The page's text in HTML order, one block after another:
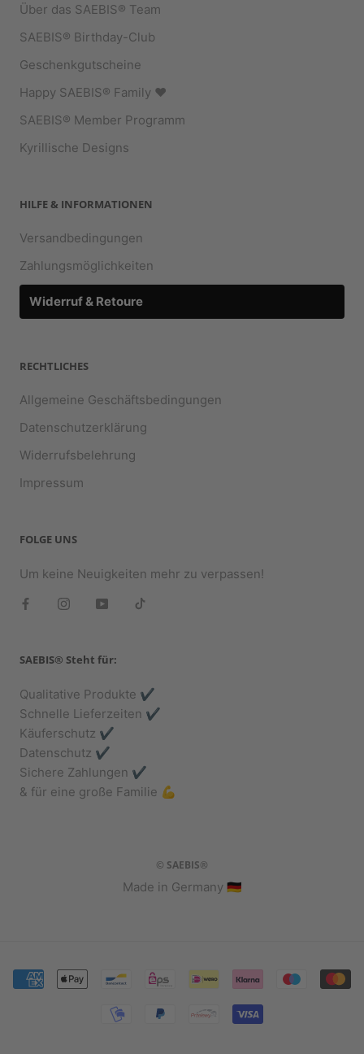
Über das SAEBIS® Team
SAEBIS® Birthday-Club
Geschenkgutscheine
Happy SAEBIS® Family ♥︎
SAEBIS® Member Programm
Kyrillische Designs
HILFE & INFORMATIONEN
Versandbedingungen
Zahlungsmöglichkeiten
Widerruf & Retoure
RECHTLICHES
Allgemeine Geschäftsbedingungen
Datenschutzerklärung
Widerrufsbelehrung
Impressum
FOLGE UNS
Um keine Neuigkeiten mehr zu verpassen!
SAEBIS® Steht für:
Qualitative Produkte ✔️
Schnelle Lieferzeiten ✔️
Käuferschutz ✔️
Datenschutz ✔️
Sichere Zahlungen ✔️
& für eine große Familie 💪
© SAEBIS®
Made in Germany 🇩🇪